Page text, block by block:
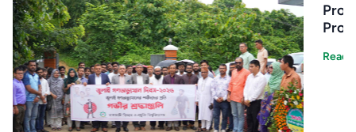
Professor Dr. Md. Shafiqul Islam joins RMSTU as
Pro-Vice-Chancellor.
Read Full